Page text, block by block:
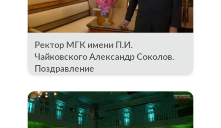
Ректор МГК имени П.И.
Чайковского Александр Соколов.
Поздравление